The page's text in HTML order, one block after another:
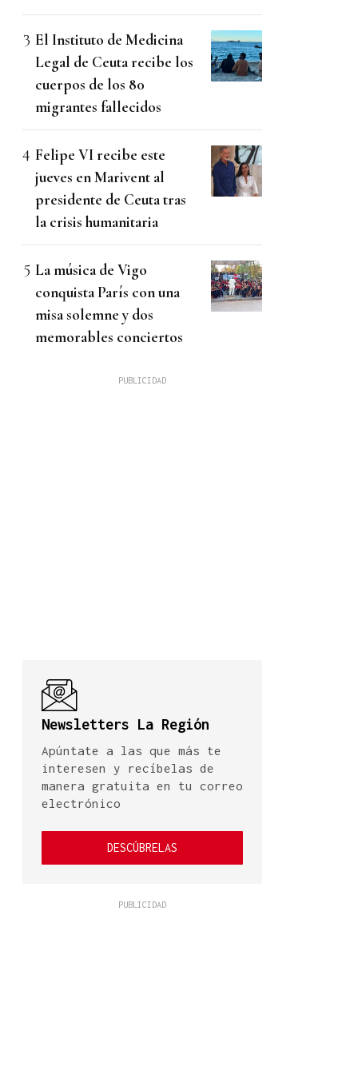
El Instituto de Medicina
Legal de Ceuta recibe los
cuerpos de los 80
migrantes fallecidos
Felipe VI recibe este
jueves en Marivent al
presidente de Ceuta tras
la crisis humanitaria
La música de Vigo
conquista París con una
misa solemne y dos
memorables conciertos
Newsletters La Región
Apúntate a las que más te
interesen y recíbelas de
manera gratuita en tu correo
electrónico
DESCÚBRELAS